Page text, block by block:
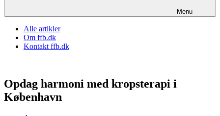
Menu
Alle artikler
Om ffb.dk
Kontakt ffb.dk
Opdag harmoni med kropsterapi i
København